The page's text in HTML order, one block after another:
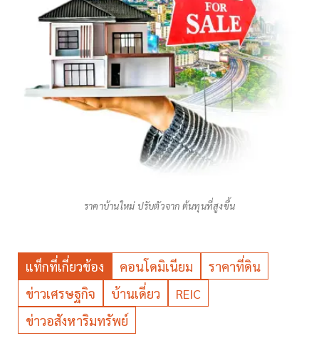
ราคาบ้านใหม่ ปรับตัวจาก ต้นทุนที่สูงขึ้น
แท็กที่เกี่ยวข้อง คอนโดมิเนียม
ราคาที่ดิน
ข่าวเศรษฐกิจ
บ้านเดี่ยว
REIC
ข่าวอสังหาริมทรัพย์